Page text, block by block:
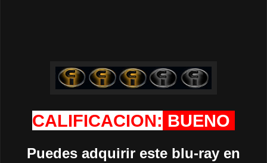
CALIFICACION: BUENO
Puedes adquirir este blu-ray en